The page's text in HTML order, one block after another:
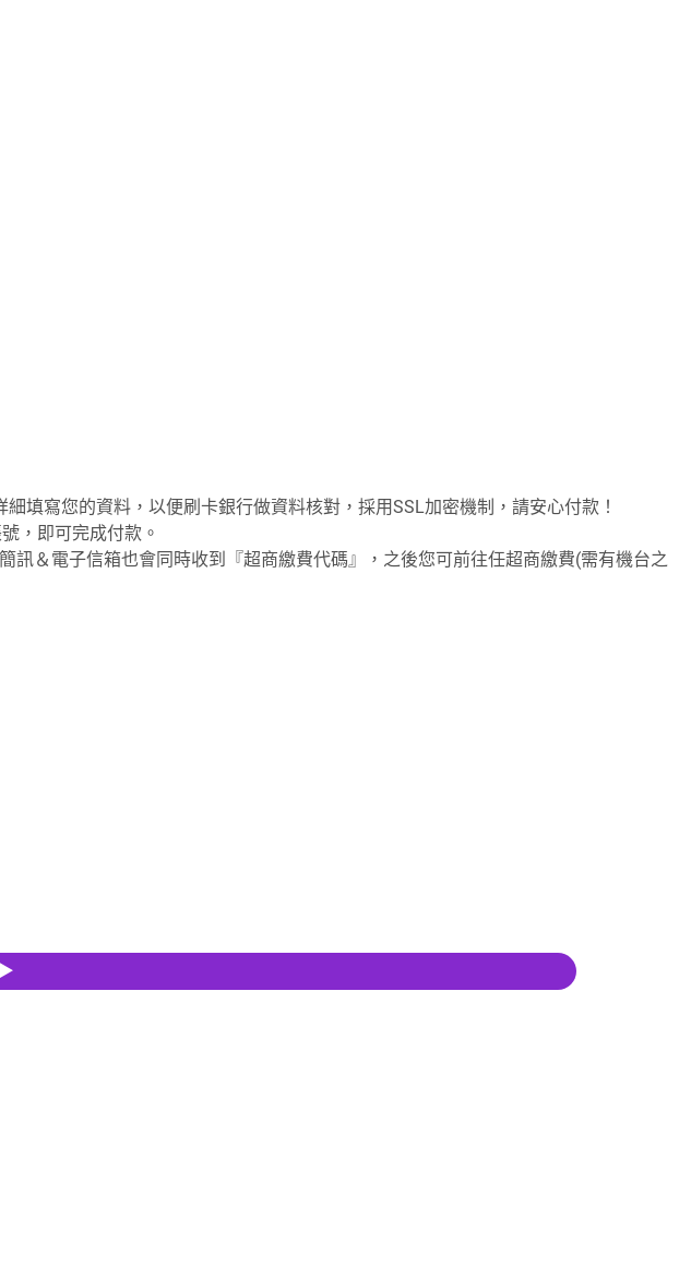
填寫您的資料，以便刷卡銀行做資料核對，採用SSL加密機制，請安心付款！
，即可完成付款。
＆電子信箱也會同時收到『超商繳費代碼』，之後您可前往任超商繳費(需有機台之